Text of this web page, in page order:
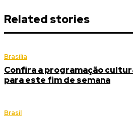
Related stories
Brasília
Confira a programação
para este fim de semana
Brasil